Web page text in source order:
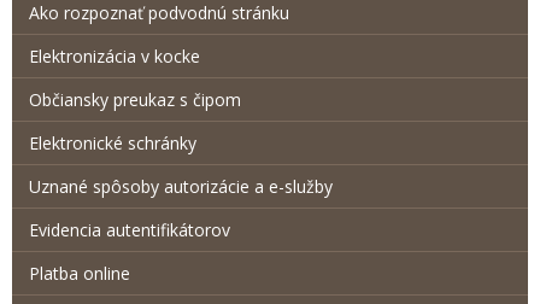
Ako rozpoznať podvodnú stránku
Elektronizácia v kocke
Občiansky preukaz s čipom
Elektronické schránky
Uznané spôsoby autorizácie a e-služby
Evidencia autentifikátorov
Platba online